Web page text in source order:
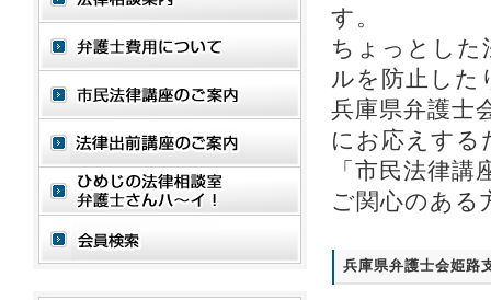
す。
ちょっとした
ルを防止した
兵庫県弁護士
にお応えする
「市民法律
ご関心のある
兵庫県弁護士会姫